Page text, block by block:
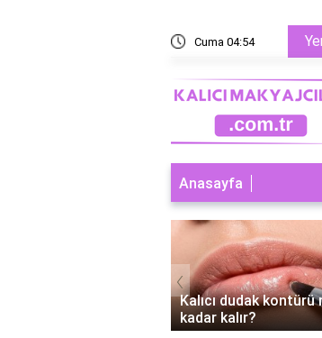
Cuma 04:54
Anasayfa
Kalıcı dudak kontürü
kadar kalır?
‹